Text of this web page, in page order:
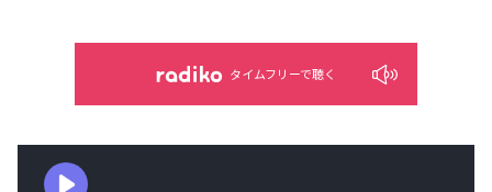
タイムフリーで聴く